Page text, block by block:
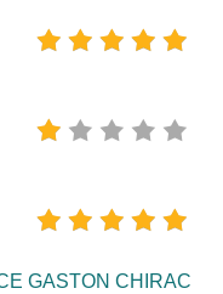
GASTON CHIRAC